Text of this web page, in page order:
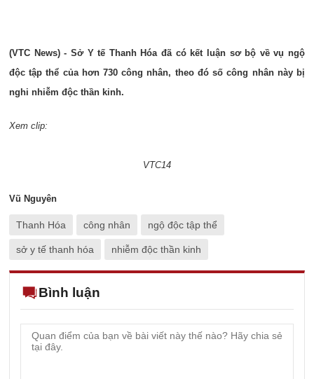
(VTC News) - Sở Y tế Thanh Hóa đã có kết luận sơ bộ về vụ ngộ
độc tập thể của hơn 730 công nhân, theo đó số công nhân này bị
nghi nhiễm độc thần kinh.
Xem clip:
VTC14
Vũ Nguyên
Thanh Hóa công nhân ngộ độc tập thể
sở y tế thanh hóa nhiễm độc thần kinh
Bình luận